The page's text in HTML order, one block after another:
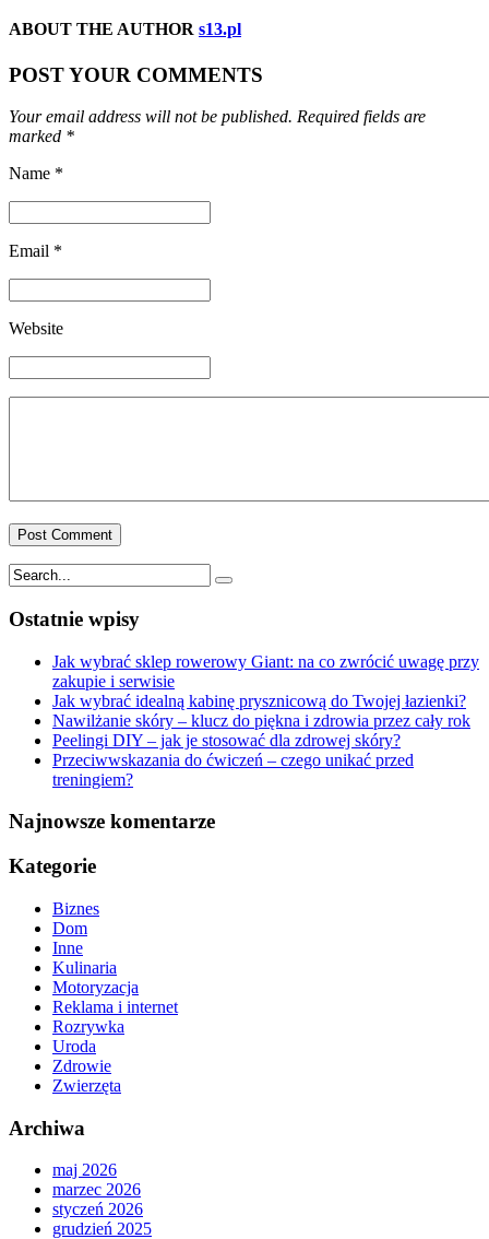
ABOUT THE AUTHOR s13.pl
POST YOUR COMMENTS
Your email address will not be published. Required fields are
marked *
Name *
Email *
Website
Ostatnie wpisy
Jak wybrać sklep rowerowy Giant: na co zwrócić uwagę przy
zakupie i serwisie
Jak wybrać idealną kabinę prysznicową do Twojej łazienki?
Nawilżanie skóry – klucz do piękna i zdrowia przez cały rok
Peelingi DIY – jak je stosować dla zdrowej skóry?
Przeciwwskazania do ćwiczeń – czego unikać przed
treningiem?
Najnowsze komentarze
Kategorie
Biznes
Dom
Inne
Kulinaria
Motoryzacja
Reklama i internet
Rozrywka
Uroda
Zdrowie
Zwierzęta
Archiwa
maj 2026
marzec 2026
styczeń 2026
grudzień 2025